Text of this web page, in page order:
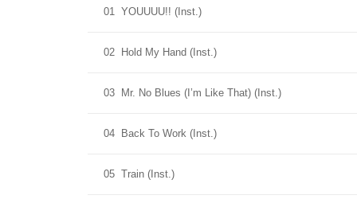
01 YOUUUU!! (Inst.)
02 Hold My Hand (Inst.)
03 Mr. No Blues (I’m Like That) (Inst.)
04 Back To Work (Inst.)
05 Train (Inst.)